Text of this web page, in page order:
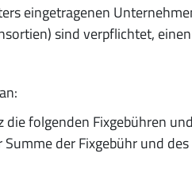
eingetragenen
sind verpflichtet,
folgenden Fixgebühren
der Fixgebühr und